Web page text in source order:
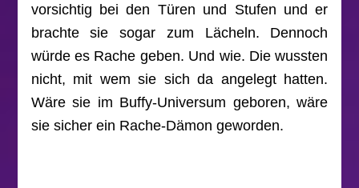
vorsichtig bei den Türen und Stufen und er
brachte sie sogar zum Lächeln. Dennoch
würde es Rache geben. Und wie. Die wussten
nicht, mit wem sie sich da angelegt hatten.
Wäre sie im Buffy-Universum geboren, wäre
sie sicher ein Rache-Dämon geworden.